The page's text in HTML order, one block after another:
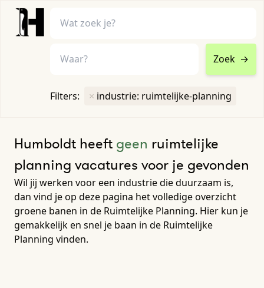
Zoek →
Filters: × industrie: ruimtelijke-planning
Humboldt heeft geen ruimtelijke
planning vacatures voor je gevonden
Wil jij werken voor een industrie die duurzaam is,
dan vind je op deze pagina het volledige overzicht
groene banen in de Ruimtelijke Planning. Hier kun je
gemakkelijk en snel je baan in de Ruimtelijke
Planning vinden.